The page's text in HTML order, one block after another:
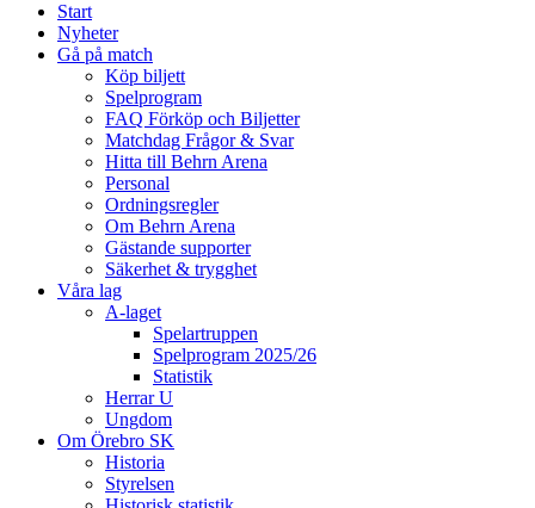
Start
Nyheter
Gå på match
Köp biljett
Spelprogram
FAQ Förköp och Biljetter
Matchdag Frågor & Svar
Hitta till Behrn Arena
Personal
Ordningsregler
Om Behrn Arena
Gästande supporter
Säkerhet & trygghet
Våra lag
A-laget
Spelartruppen
Spelprogram 2025/26
Statistik
Herrar U
Ungdom
Om Örebro SK
Historia
Styrelsen